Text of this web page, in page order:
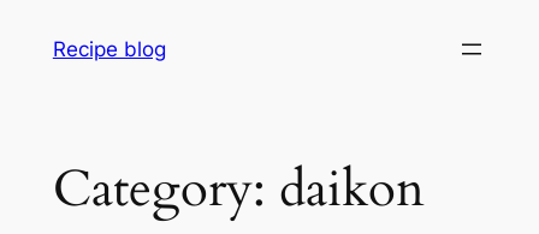
Recipe blog
Category: daikon